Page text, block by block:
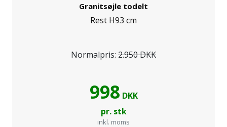
Granitsøjle todelt
Rest H93 cm
Normalpris: 2.950 DKK
998 DKK
pr. stk
inkl. moms